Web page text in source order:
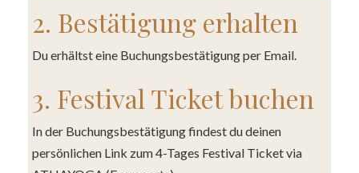
2. Bestätigung erhalten
Du erhältst eine Buchungsbestätigung per Email.
3. Festival Ticket buchen
In der Buchungsbestätigung findest du deinen
persönlichen Link zum 4-Tages Festival Ticket via